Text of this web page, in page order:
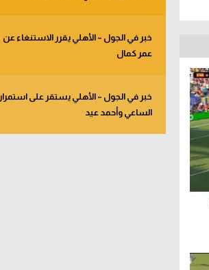
خبر في الجول – الأهلي يقرر الاستنغاء عن
عمر كمال
خبر في الجول – الأهلي يستقر على استمرار
الساعي وأحمد عيد